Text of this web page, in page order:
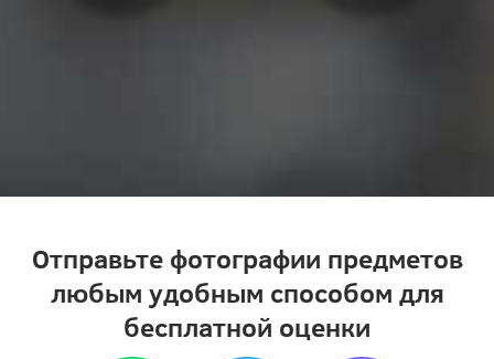
Отправьте фотографии предметов
любым удобным способом для
бесплатной оценки